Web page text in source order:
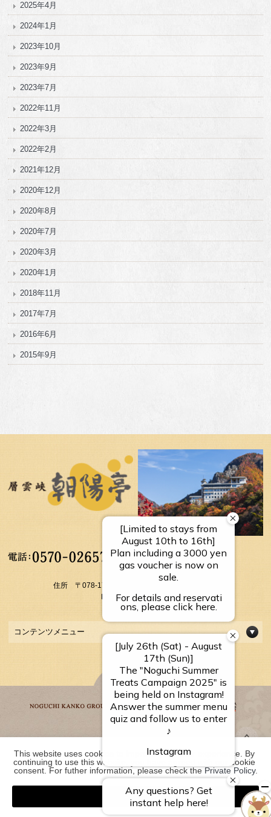
2025年4月
2024年1月
2023年10月
2023年9月
2023年7月
2022年11月
2022年3月
2022年2月
2021年12月
2020年12月
2020年8月
2020年7月
2020年3月
2020年1月
2018年11月
2017年7月
2016年6月
2015年9月
【受付時間】
10：00～17：00
住所 〒078-1795 北海道上川郡上川町層雲峡温泉
FAX： 01658-5-3054
コンテンツメニュー
野口観光グループ一覧
2026 層雲峡温泉 層雲峡 朝陽亭｜【公式】北海道の温泉宿 野口観
光グループ. ALL RIGHTS RESERVED
This website uses cookies to improve your user experience. By
continuing to use this website, you have agreed with our cookie
consent. For futher information, please check the Private Policy.
Agree